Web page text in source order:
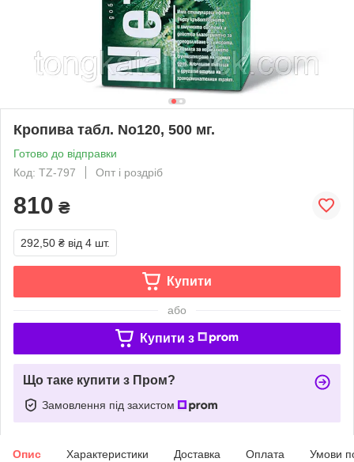
Кропива табл. No120, 500 мг.
Готово до відправки
Код: TZ-797
Опт і роздріб
810 ₴
292,50 ₴ від 4 шт.
Купити
або
Купити з
Що таке купити з Пром?
Замовлення під захистом
Опис Характеристики Доставка Оплата Умови